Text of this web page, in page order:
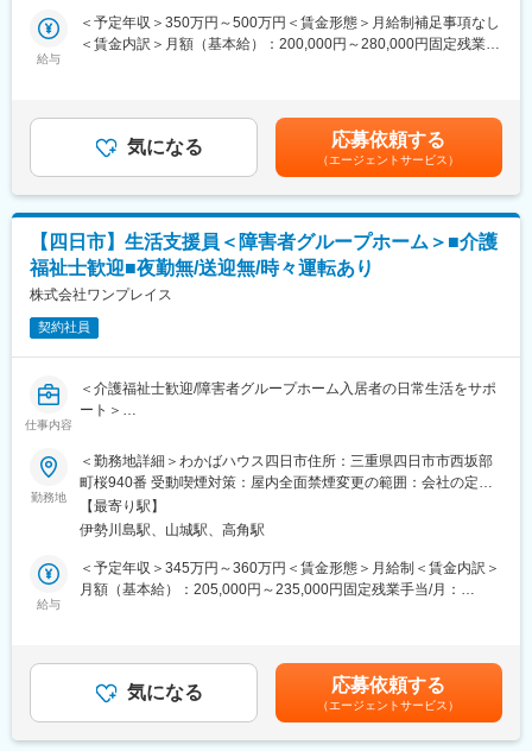
製品が多数あります。寡占市場だからこそ、競合製品を使ってい
る顧客からいかにシェアを獲得するか、試行錯誤する面白さがあ
【同社について】
当社は売上高256億円、全国77拠点、従業員数570名規模を誇る調
剤機器メーカーです。1971年創業と半世紀以上歴史をもち、特に
1980年代から他社に先駆けてスウェーデンなどヨーロッパに販売
網を拡大してきました。国内だけでなく、海外での売上も安定的
に伸びているため経営が安定しています。
変更の範囲：会社の定める業務
う技術職となります。
メンテナンススキルの市場価値は上昇の一途を辿っており、同社
【業務内容】
同社のフィールドエンジニアとして主力製品である「全自動調剤
分包機」や「リアルタイム薬品管理装置」といった調剤IoT機器の
【業務詳細】
（1）メンテナンス契約を締結していただいているお客様に定期的
に伺って機械の状態を確認調整する業務
（2）メンテナンス契約の有無に関わらず全ての機械トラブルに対
する緊急対応
（3）新しい機械を導入する際の導入設置作業
（4）メンテナンスに関する書類作成（保守契約更新、修理履歴・
機器状態報告書など）
【ポジションの魅力】
全く無い方でも立ち上りが可能となっております。
・業界トップクラスのIoT製品や医療システムに触れる事が可能で
す。また、製品知識だけでなくメンテナンススキルも習得可能な
ため市場価値向上が可能です。
登用となり、業界トップクラスシェアを誇る優良企業の正社員と
して安定就業が可能です。（登用率98%、試験ノルマなし）
最新のIoT技術に注力しており、これまで人の手でアナログに行わ
れていた薬剤管理を、全自動で管理、調整、計測、分包まで対応
可能にしました。当社の製品やシステムが、24時間止めてはなら
ない医療現場の安心安全や、医療従事者の負担軽減に大きく貢献
給与
＜予定年収＞350万円～500万円＜賃金形態＞月給制補足事項なし
＜賃金内訳＞月額（基本給）：200,000円～280,000円固定残業手
＞※給与詳細は、年齢・スキルを考慮し決定します。■昇給：年1
回■賞与：年2回年収420万円／30歳 経験5年年収500万円／32歳
経験7年賃金はあくまでも目安の金額であり、選考を通じて上下す
る可能性があります。月給(月額)は固定手当を含めた表記です。
気になる 応募依頼する
（エージェントサービス）
【四日市】生活支援員＜障害者グループホーム＞■介護
福祉士歓迎■夜勤無/送迎無/時々運転あり
株式会社ワンプレイス
契約社員
仕事内容
＜介護福祉士歓迎/障害者グループホーム入居者の日常生活をサポ
ート＞
障害者グループホーム（共同生活援助）での生活支援員
■仕事内容
・食事、排泄、入浴などの日常生活上の援助
・調理、洗濯、掃除の家事の援助
・病院同行や各種手続き（市役所や携帯会社等）で入居者様を乗
せて社用車を運転する機会があります。
下、共同生活を営む住まいの場を提供しています。居室と食事や
お風呂などの共同スペースがあります。一人一人のニーズや状況
に合わせて、よりきめ細かな支援を行っています。入居者様は、
勤務地
＜勤務地詳細＞わかばハウス四日市住所：三重県四日市市西坂部
町桜940番 受動喫煙対策：屋内全面禁煙変更の範囲：会社の定め
る事業所
【最寄り駅】
伊勢川島駅、山城駅、高角駅
給与
＜予定年収＞345万円～360万円＜賃金形態＞月給制＜賃金内訳＞
月額（基本給）：205,000円～235,000円固定残業手当/月：
＞■賞与：2回／年(実績平均 2か月/年）■昇給：1回／年※資格手
当（入社7ヶ月～付与）・介護福祉士・社会福祉士 10,000円・
介護職員初任者研修・実務者研修 5,000円賃金はあくまでも目安
の金額であり、選考を通じて上下する可能性があります。月給(月
気になる 応募依頼する
（エージェントサービス）